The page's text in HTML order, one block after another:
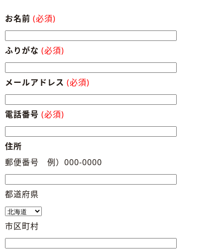
お名前 (必須)
ふりがな (必須)
メールアドレス (必須)
電話番号 (必須)
住所
郵便番号 例）000-0000
都道府県
市区町村